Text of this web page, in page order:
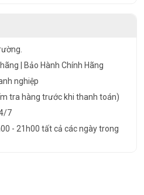
| Bảo Hành Chính Hãng
nghiệp
tra hàng trước khi thanh toán)
7
- 21h00 tất cả các ngày trong